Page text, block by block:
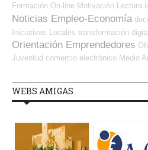
Formación On-line Motivación Lectura
Noticias Empleo-Economía
Iniciativas Locales transformación
Orientación Emprendedores
Juventud comercio electrónico Medio
WEBS AMIGAS